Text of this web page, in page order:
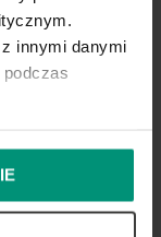
innymi danymi